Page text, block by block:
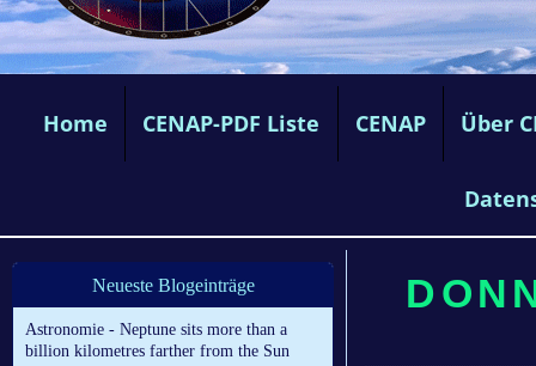
Home CENAP-PDF Liste CENAP Über
Neueste Blogeinträge
Astronomie - Neptune sits more than a
billion kilometres farther from the Sun